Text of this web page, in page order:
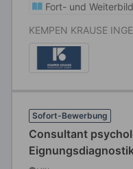
Fort- und
KEMPEN KRAUSE
Sofort-Bewerbung
Consultant